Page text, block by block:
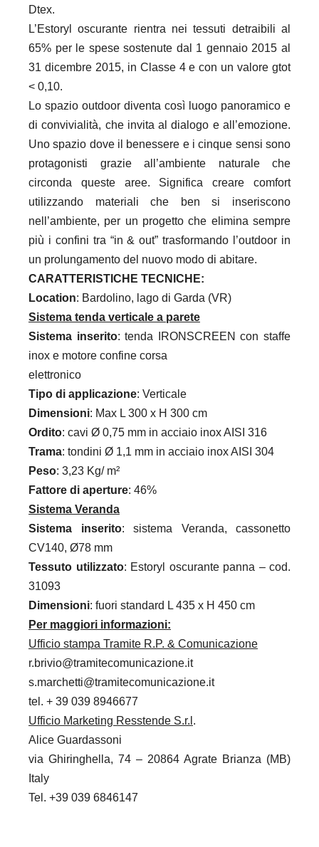
Dtex.
L’Estoryl oscurante rientra nei tessuti detraibili al
65% per le spese sostenute dal 1 gennaio 2015 al
31 dicembre 2015, in Classe 4 e con un valore gtot
< 0,10.
Lo spazio outdoor diventa così luogo panoramico e
di convivialità, che invita al dialogo e all’emozione.
Uno spazio dove il benessere e i cinque sensi sono
protagonisti grazie all’ambiente naturale che
circonda queste aree. Significa creare comfort
utilizzando materiali che ben si inseriscono
nell’ambiente, per un progetto che elimina sempre
più i confini tra “in & out” trasformando l’outdoor in
un prolungamento del nuovo modo di abitare.
CARATTERISTICHE TECNICHE:
Location: Bardolino, lago di Garda (VR)
Sistema tenda verticale a parete
Sistema inserito: tenda IRONSCREEN con staffe
inox e motore confine corsa
elettronico
Tipo di applicazione: Verticale
Dimensioni: Max L 300 x H 300 cm
Ordito: cavi Ø 0,75 mm in acciaio inox AISI 316
Trama: tondini Ø 1,1 mm in acciaio inox AISI 304
Peso: 3,23 Kg/ m²
Fattore di aperture: 46%
Sistema Veranda
Sistema inserito: sistema Veranda, cassonetto
CV140, Ø78 mm
Tessuto utilizzato: Estoryl oscurante panna – cod.
31093
Dimensioni: fuori standard L 435 x H 450 cm
Per maggiori informazioni:
Ufficio stampa Tramite R.P. & Comunicazione
r.brivio@tramitecomunicazione.it
s.marchetti@tramitecomunicazione.it
tel. + 39 039 8946677
Ufficio Marketing Resstende S.r.l .
Alice Guardassoni
via Ghiringhella, 74 – 20864 Agrate Brianza (MB)
Italy
Tel. +39 039 6846147